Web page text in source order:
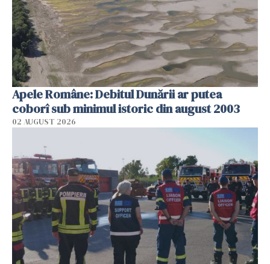
Apele Române: Debitul Dunării ar putea
coborî sub minimul istoric din august 2003
02 AUGUST 2026